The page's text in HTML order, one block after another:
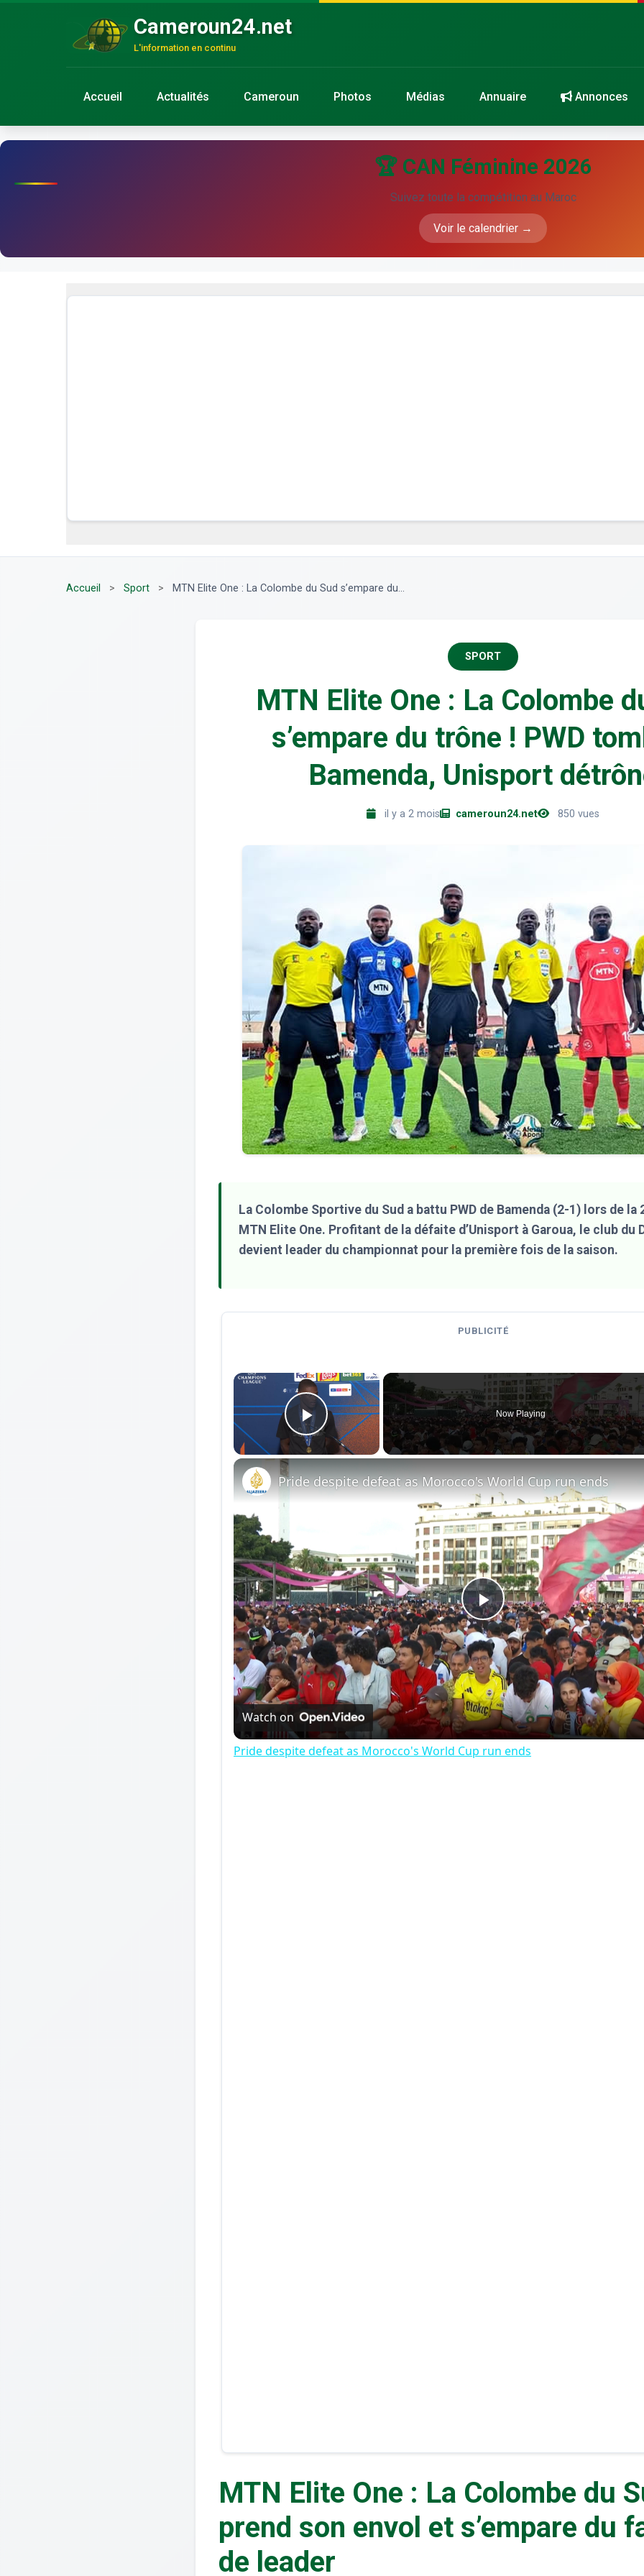
Cameroun24.net
L'information en continu
Accueil Actualités Cameroun Photos Médias Annuaire Annonces
🏆 CAN Féminine 2026
Suivez toute la compétition au Maroc
Voir le calendrier →
Accueil > Sport > MTN Elite One : La Colombe du Sud s’empare du...
SPORT
MTN Elite One : La Colombe
s’empare du trône ! PWD
Bamenda, Unisport
il y a 2 mois cameroun24.net 850 vues
La Colombe Sportive du Sud a battu PWD de Bamenda (2-1) lors de la
MTN Elite One. Profitant de la défaite d’Unisport à Garoua, le club du
devient leader du championnat pour la première fois de la saison.
PUBLICITÉ
×
Play Video
Now Playing
Play
Video
Pride despite defeat as Morocco's World Cup run ends
Watch on
Pride despite defeat as Morocco's World Cup run ends
MTN Elite One : La Colombe du
prend son envol et s’empare du
de leader